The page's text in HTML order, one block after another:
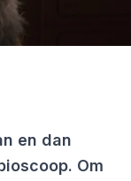
en dan
Om